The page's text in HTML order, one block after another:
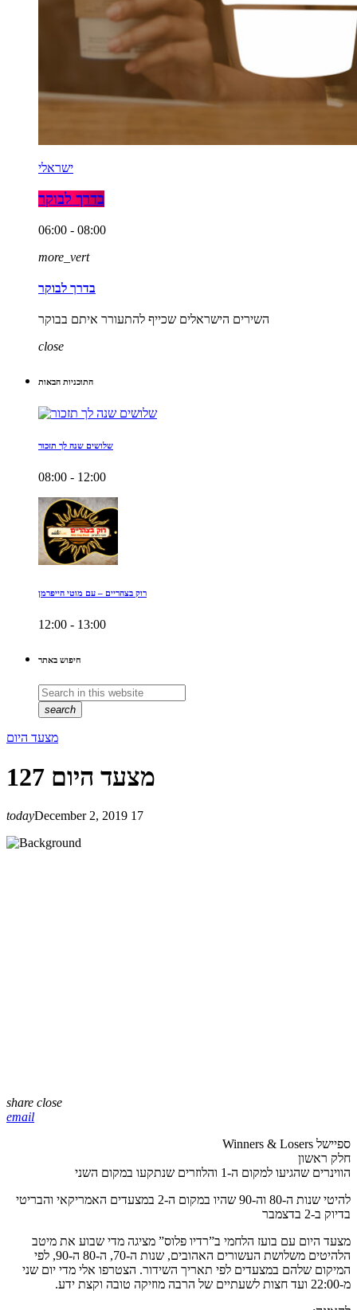
ישראלי
בדרך לבוקר
06:00 - 08:00
more_vert
בדרך לבוקר
השירים הישראלים שכייף להתעורר איתם בבוקר
close
התוכניות הבאות
שלושים שנה לך תזכור
08:00 - 12:00
רוק בצהריים – עם מוטי הייפרמן
12:00 - 13:00
חיפוש באתר
search
מצעד היום
מצעד היום 127
todayDecember 2, 2019 17
share close
email
ספיישל Winners & Losers
חלק ראשון
הווינרים שהגיעו למקום ה-1 והלוזרים שנתקעו במקום השני
להיטי שנות ה-80 וה-90 שהיו במקום ה-2 במצעדים האמריקאי והבריטי
בדיוק ב-2 בדצמבר
מצעד היום עם בועז הלחמי ב”רדיו פלוס” מציגה מדי שבוע את מיטב
הלהיטים משלושת העשורים האהובים, שנות ה-70, ה-80 ה-90, לפי
המיקום שלהם במצעדים לפי תאריך השידור. הצטרפו אלי מדי יום שני
מ-22:00 ועד חצות לשעתיים של הרבה מוזיקה טובה וקצת ידע.